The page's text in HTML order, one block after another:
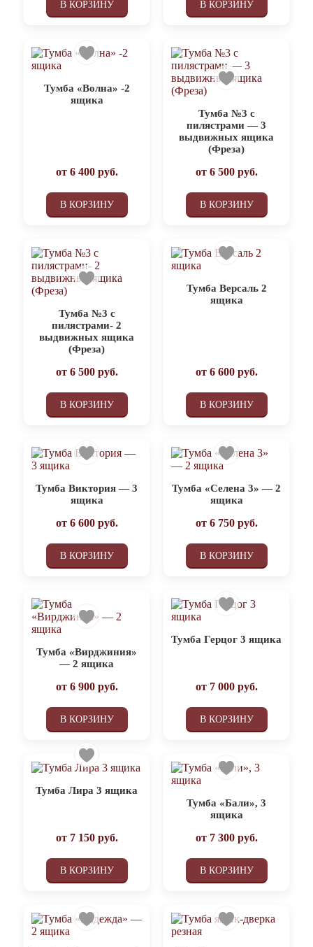
В КОРЗИНУ В КОРЗИНУ
Тумба «Волна» -2
ящика
от 6 400руб.
В КОРЗИНУ
Тумба №3 с
пилястрами — 3
выдвижных ящика
(Фреза)
от 6 500руб.
В КОРЗИНУ
Тумба №3 с
пилястрами- 2
выдвижных ящика
(Фреза)
от 6 500руб.
В КОРЗИНУ
Тумба Версаль 2
ящика
от 6 600руб.
В КОРЗИНУ
Тумба Виктория — 3
ящика
от 6 600руб.
В КОРЗИНУ
Тумба «Селена 3» — 2
ящика
от 6 750руб.
В КОРЗИНУ
Тумба «Вирджиния»
— 2 ящика
от 6 900руб.
В КОРЗИНУ
Тумба Герцог 3 ящика
от 7 000руб.
В КОРЗИНУ
Тумба Лира 3 ящика
от 7 150руб.
В КОРЗИНУ
Тумба «Бали», 3
ящика
от 7 300руб.
В КОРЗИНУ